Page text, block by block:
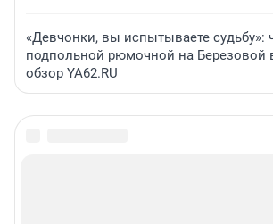
«Девчонки, вы испытываете судьбу»:
подпольной рюмочной на Березовой
обзор YA62.RU